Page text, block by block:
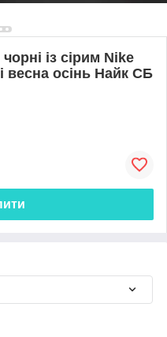
із сірим Nike
весна осінь Найк СБ